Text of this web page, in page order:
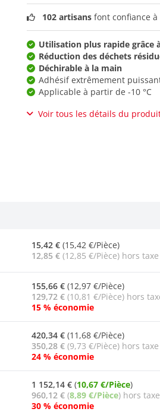
102 artisans font confiance
Utilisation plus rapide grâce
Réduction des déchets
Déchirable à la main
Adhésif extrêmement
Applicable à partir de -10 °C
Voir tous les détails du
15,42 € (15,42 €/Pièce)
12,85 € (12,85 €/Pièce) hors taxe
155,66 € (12,97 €/Pièce)
129,72 € (10,81 €/Pièce) hors
15 % économie
420,34 € (11,68 €/Pièce)
350,28 € (9,73 €/Pièce) hors taxe
24 % économie
1 152,14 € (10,67 €/Pièce)
960,12 € (8,89 €/Pièce) hors taxe
30 % économie